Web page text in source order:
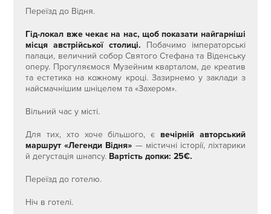
Переїзд до Відня.
Гід-локал вже чекає на нас, щоб показати найгарніші
місця австрійської столиці. Побачимо імператорські
палаци, величний собор Святого Стефана та Віденську
оперу. Прогуляємося Музейним кварталом, де креатив
та естетика на кожному кроці. Зазирнемо у заклади з
найсмачнішим шніцелем та «Захером».
Вільний час у місті.
Для тих, хто хоче більшого, є вечірній авторський
маршрут «Легенди Відня» — містичні історії, ліхтарики
й дегустація шнапсу. Вартість допки: 25€.
Переїзд до готелю.
Ніч в готелі.